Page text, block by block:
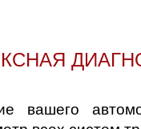
вашего